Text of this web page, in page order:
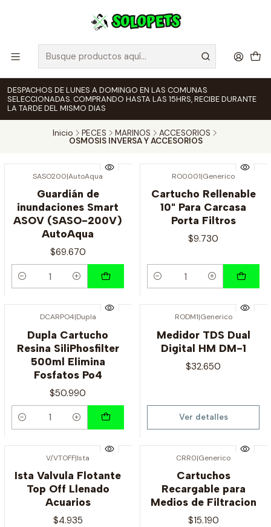
DESPACHOS DE LUNES A DOMINGO EN LAS COMUNAS
SELECCIONADAS. COMPRANDO HASTA LAS 15HRS, RECIBE DURANTE
LA TARDE DEL MISMO DIAS
Inicio PECES MARINOS ACCESORIOS
OSMOSIS INVERSA Y ACCESORIOS
SASO200|AutoAqua
Guardián de
inundaciones Smart
ASOV (SASO-200V)
AutoAqua
$69.670
Cantidad
RO0001|Generico
Cartucho Rellenable
10" Para Carcasa
Porta Filtros
$9.730
Cantidad
DCARPO4|Dupla
Dupla Cartucho
Resina SiliPhosfilter
500ml Elimina
Fosfatos Po4
$50.990
Cantidad
RODM1|Generico
Medidor TDS Dual
Digital HM DM-1
$32.650
Ver detalles
V/VTOFF|Ista
Ista Valvula Flotante
Top Off Llenado
Acuarios
$4.935
CRR0|Generico
Cartuchos
Recargable para
Medios de Filtracion
$15.190